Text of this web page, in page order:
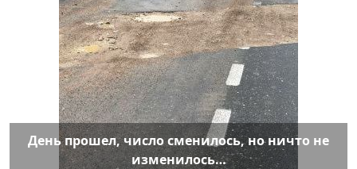
День прошел, число сменилось, но ничто не
изменилось…